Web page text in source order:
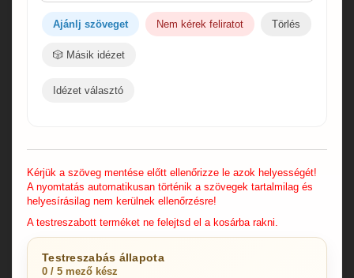
Ajánlj szöveget Nem kérek feliratot Törlés
🎲 Másik idézet
Idézet választó
Kérjük a szöveg mentése előtt ellenőrizze le azok helyességét!
A nyomtatás automatikusan történik a szövegek tartalmilag és
helyesírásilag nem kerülnek ellenőrzésre!
A testreszabott terméket ne felejtsd el a kosárba rakni.
Testreszabás állapota
0 / 5 mező kész